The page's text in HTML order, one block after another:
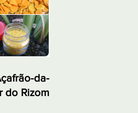
da-
Rizoma,